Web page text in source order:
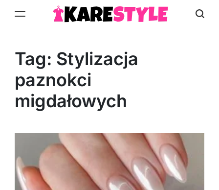
Tag: Stylizacja
paznokci
migdałowych